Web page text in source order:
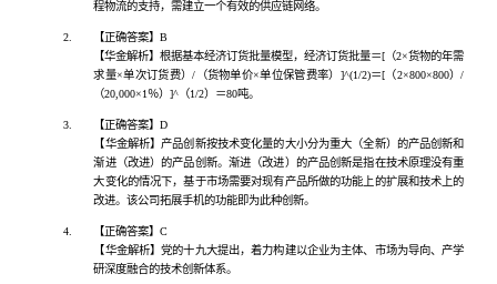
程物流的支持，需建立一个有效的供应链网络。
2. 【正确答案】B
【华金解析】根据基本经济订货批量模型，经济订货批量＝[（2×货物的年需
求量×单次订货费）/（货物单价×单位保管费率）]^(1/2)＝[（2×800×800）/
（20,000×1％）]^（1/2）＝80吨。
3. 【正确答案】D
【华金解析】产品创新按技术变化量的大小分为重大（全新）的产品创新和
渐进（改进）的产品创新。渐进（改进）的产品创新是指在技术原理没有重
大变化的情况下，基于市场需要对现有产品所做的功能上的扩展和技术上的
改进。该公司拓展手机的功能即为此种创新。
4. 【正确答案】C
【华金解析】党的十九大提出，着力构建以企业为主体、市场为导向、产学
研深度融合的技术创新体系。